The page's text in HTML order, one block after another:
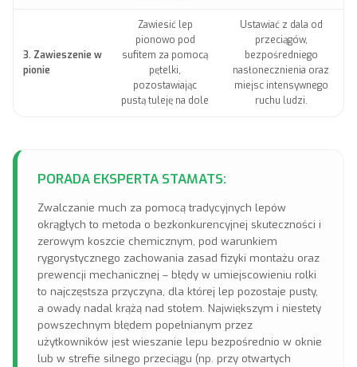
3. Zawieszenie w
pionie
Zawiesić lep
pionowo pod
sufitem za pomocą
pętelki,
pozostawiając
pustą tuleję na dole
Ustawiać z dala od
przeciągów,
bezpośredniego
nasłonecznienia oraz
miejsc intensywnego
ruchu ludzi.
PORADA EKSPERTA STAMATS:
Zwalczanie much za pomocą tradycyjnych lepów
okrągłych to metoda o bezkonkurencyjnej skuteczności i
zerowym koszcie chemicznym, pod warunkiem
rygorystycznego zachowania zasad fizyki montażu oraz
prewencji mechanicznej – błędy w umiejscowieniu rolki
to najczęstsza przyczyna, dla której lep pozostaje pusty,
a owady nadal krążą nad stołem. Największym i niestety
powszechnym błędem popełnianym przez
użytkowników jest wieszanie lepu bezpośrednio w oknie
lub w strefie silnego przeciągu (np. przy otwartych